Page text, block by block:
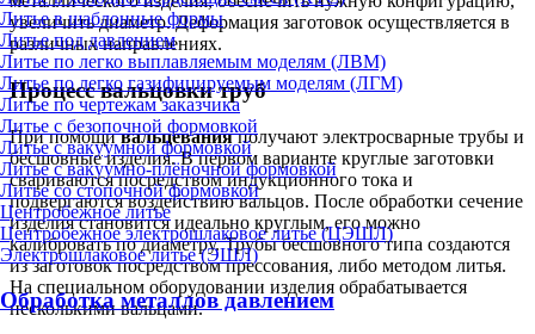
Литье в шаблонные формы
Литье под давлением
Литье по легко выплавляемым моделям (ЛВМ)
Литье по легко газифицируемым моделям (ЛГМ)
Литье по чертежам заказчика
Литье с безопочной формовкой
Литье с вакуумной формовкой
Литье с вакуумно-плёночной формовкой
Литье со стопочной формовкой
Центробежное литье
Центробежное электрошлаковое литье (ЦЭШЛ)
Электрошлаковое литье (ЭШЛ)
Обработка металлов давлением
увеличить диаметр. Деформация заготовок осуществляется в
различных направлениях.
Процесс вальцовки труб
При помощивальцеванияполучают электросварные трубы и
бесшовные изделия. В первом варианте круглые заготовки
свариваются посредством индукционного тока и
подвергаются воздействию вальцов. После обработки сечение
изделия становится идеально круглым, его можно
калибровать по диаметру. Трубы бесшовного типа создаются
из заготовок посредством прессования, либо методом литья.
На специальном оборудовании изделия обрабатывается
несколькими вальцами.